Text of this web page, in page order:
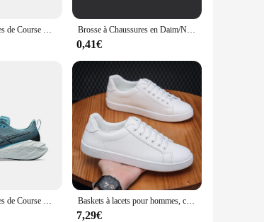
ASICS-Chaussures de Course Novablast 4 pour Homme et Femme, Baskets Confortables, Respirantes, Coupe Basse Brosse à Chaussures en Daim/Nuk, pour Baskets, Bottes de Neige, Accessoires d'Outils
0,41€
ASICS-Chaussures de Course Novablast 4 pour Homme et Femme, Baskets Confortables, Respirantes, Coupe Basse Baskets à lacets pour hommes, chaussures d'extérieur confortables, plates, classiques, décontractées, polyvalentes
7,29€